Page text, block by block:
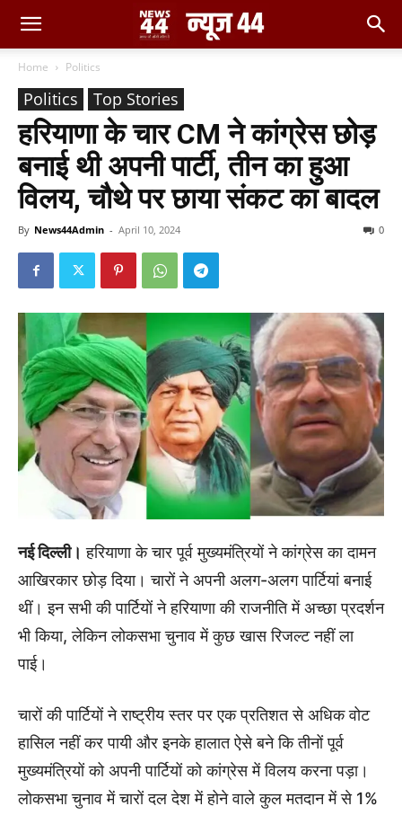
Home Politics
Politics Top Stories
हरियाणा के चार CM ने कांग्रेस छोड़
बनाई थी अपनी पार्टी, तीन का हुआ
विलय, चौथे पर छाया संकट का बादल
By News44Admin - April 10, 2024 0
नई दिल्ली। हरियाणा के चार पूर्व मुख्यमंत्रियों ने कांग्रेस का दामन
आखिरकार छोड़ दिया। चारों ने अपनी अलग-अलग पार्टियां बनाई
थीं। इन सभी की पार्टियों ने हरियाणा की राजनीति में अच्छा प्रदर्शन
भी किया, लेकिन लोकसभा चुनाव में कुछ खास रिजल्ट नहीं ला
पाई।
चारों की पार्टियों ने राष्ट्रीय स्तर पर एक प्रतिशत से अधिक वोट
हासिल नहीं कर पायी और इनके हालात ऐसे बने कि तीनों पूर्व
मुख्यमंत्रियों को अपनी पार्टियों को कांग्रेस में विलय करना पड़ा।
लोकसभा चुनाव में चारों दल देश में होने वाले कुल मतदान में से 1%